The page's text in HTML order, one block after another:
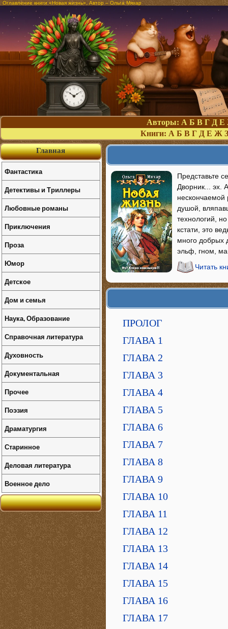
Оглавление книги «Новая жизнь». Автор – Ольга Мяхар
Авторы: А Б В Г Д Е
Книги: А Б В Г Д Е Ж З
Представьте
Дворник... эх.
нескончаемой
душой,
технологий,
кстати, это
много добрых
эльф, гном,
Читать
ПРОЛОГ
ГЛАВА 1
ГЛАВА 2
ГЛАВА 3
ГЛАВА 4
ГЛАВА 5
ГЛАВА 6
ГЛАВА 7
ГЛАВА 8
ГЛАВА 9
ГЛАВА 10
ГЛАВА 11
ГЛАВА 12
ГЛАВА 13
ГЛАВА 14
ГЛАВА 15
ГЛАВА 16
ГЛАВА 17
Главная
Фантастика
Детективы и Триллеры
Любовные романы
Приключения
Проза
Юмор
Детское
Дом и семья
Наука, Образование
Справочная литература
Духовность
Документальная
Прочее
Поэзия
Драматургия
Старинное
Деловая литература
Военное дело